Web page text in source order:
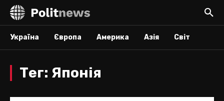
Україна Європа Америка Азія Світ
Тег: Японія